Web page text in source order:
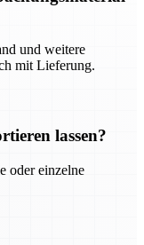
und weitere
mit Lieferung.
lassen?
oder einzelne